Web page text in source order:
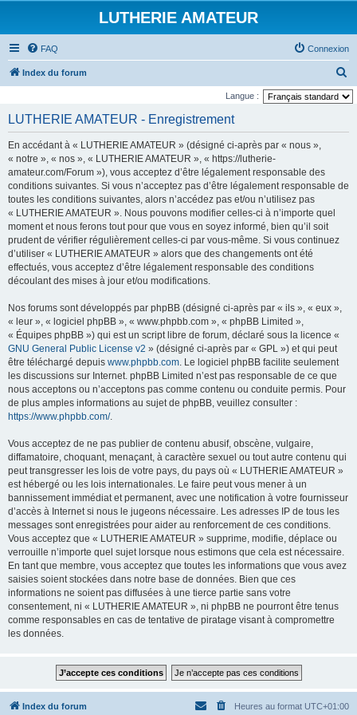
LUTHERIE AMATEUR
FAQ Connexion
Index du forum
e
Langue :
LUTHERIE AMATEUR - Enregistrement
En accédant à « LUTHERIE AMATEUR » (désigné ci-après par « nous »,
« notre », « nos », « LUTHERIE AMATEUR », « https://lutherie-
amateur.com/Forum »), vous acceptez d’être légalement responsable des
conditions suivantes. Si vous n’acceptez pas d’être légalement responsable de
toutes les conditions suivantes, alors n’accédez pas et/ou n’utilisez pas
« LUTHERIE AMATEUR ». Nous pouvons modifier celles-ci à n’importe quel
moment et nous ferons tout pour que vous en soyez informé, bien qu’il soit
prudent de vérifier régulièrement celles-ci par vous-même. Si vous continuez
d’utiliser « LUTHERIE AMATEUR » alors que des changements ont été
effectués, vous acceptez d’être légalement responsable des conditions
découlant des mises à jour et/ou modifications.
Nos forums sont développés par phpBB (désigné ci-après par « ils », « eux »,
« leur », « logiciel phpBB », « www.phpbb.com », « phpBB Limited »,
« Équipes phpBB ») qui est un script libre de forum, déclaré sous la licence «
GNU General Public License v2 » (désigné ci-après par « GPL ») et qui peut
être téléchargé depuis www.phpbb.com. Le logiciel phpBB facilite seulement
les discussions sur Internet. phpBB Limited n’est pas responsable de ce que
nous acceptons ou n’acceptons pas comme contenu ou conduite permis. Pour
de plus amples informations au sujet de phpBB, veuillez consulter :
https://www.phpbb.com/.
Vous acceptez de ne pas publier de contenu abusif, obscène, vulgaire,
diffamatoire, choquant, menaçant, à caractère sexuel ou tout autre contenu qui
peut transgresser les lois de votre pays, du pays où « LUTHERIE AMATEUR »
est hébergé ou les lois internationales. Le faire peut vous mener à un
bannissement immédiat et permanent, avec une notification à votre fournisseur
d’accès à Internet si nous le jugeons nécessaire. Les adresses IP de tous les
messages sont enregistrées pour aider au renforcement de ces conditions.
Vous acceptez que « LUTHERIE AMATEUR » supprime, modifie, déplace ou
verrouille n’importe quel sujet lorsque nous estimons que cela est nécessaire.
En tant que membre, vous acceptez que toutes les informations que vous avez
saisies soient stockées dans notre base de données. Bien que ces
informations ne soient pas diffusées à une tierce partie sans votre
consentement, ni « LUTHERIE AMATEUR », ni phpBB ne pourront être tenus
comme responsables en cas de tentative de piratage visant à compromettre
les données.
Index du forum Heures au format UTC+01:00